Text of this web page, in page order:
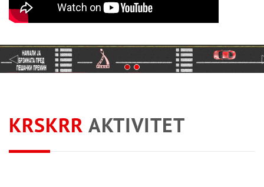
KRSKRR AKTIVITET